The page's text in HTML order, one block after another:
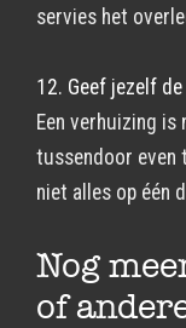
servies het
12. Geef jezelf
Een verhuizing
tussendoor even
niet alles op één
Nog
of